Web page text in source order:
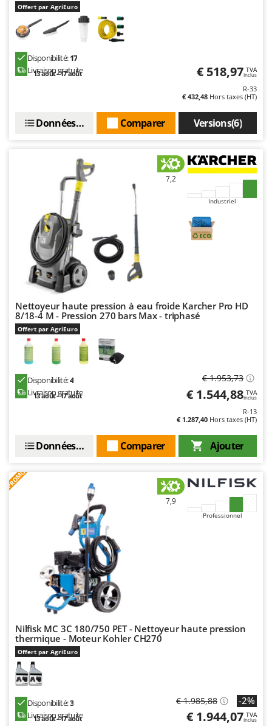
Offert par AgriEuro
Disponibilité:17
Livraison gratuite
13 août - 17 août € 518,97 TVA
Inclus
R-33
€ 432,48 Hors taxes (HT)
Versions(6)
Comparer
Données techniques
7,2
Industriel
Nettoyeur haute pression à eau froide Karcher Pro HD
8/18-4 M - Pression 270 bars Max - triphasé
Offert par AgriEuro
Disponibilité:4
Livraison gratuite
13 août - 17 août
€ 1.953,73
€ 1.544,88 TVA
Inclus
R-13
€ 1.287,40 Hors taxes (HT)
Ajouter
Comparer
Données techniques
PROMO
7,9
Professionnel
Nilfisk MC 3C 180/750 PET - Nettoyeur haute pression
thermique - Moteur Kohler CH270
Offert par AgriEuro
Disponibilité:3
Livraison gratuite
13 août - 17 août
€ 1.985,88 -2%
€ 1.944,07 TVA
Inclus